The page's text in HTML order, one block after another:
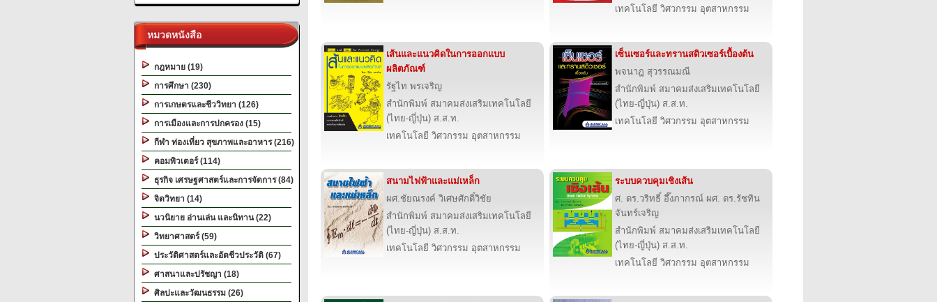
หมวดหนังสือ
กฎหมาย (19)
การศึกษา (230)
การเกษตรและชีววิทยา (126)
การเมืองและการปกครอง (15)
กีฬา ท่องเที่ยว สุขภาพและอาหาร (216)
คอมพิวเตอร์ (114)
ธุรกิจ เศรษฐศาสตร์และการจัดการ (84)
จิตวิทยา (14)
นวนิยาย อ่านเล่น และนิทาน (22)
วิทยาศาสตร์ (59)
ประวัติศาสตร์และอัตชีวประวัติ (67)
ศาสนาและปรัชญา (18)
ศิลปะและวัฒนธรรม (26)
เทคโนโลยี วิศวกรรม อุตสาหกรรม
เส้นและแนวคิดในการออกแบบ
ผลิตภัณฑ์
รัฐไท พรเจริญ
สำนักพิมพ์ สมาคมส่งเสริมเทคโนโลยี
(ไทย-ญี่ปุ่น) ส.ส.ท.
เทคโนโลยี วิศวกรรม อุตสาหกรรม
เซ็นเซอร์และทรานสดิวเซอร์เบื้องต้น
พจนาฎ สุวรรณมณี
สำนักพิมพ์ สมาคมส่งเสริมเทคโนโลยี
(ไทย-ญี่ปุ่น) ส.ส.ท.
เทคโนโลยี วิศวกรรม อุตสาหกรรม
สนามไฟฟ้าและแม่เหล็ก
ผศ.ชัยณรงค์ วิเศษศักดิ์วิชัย
สำนักพิมพ์ สมาคมส่งเสริมเทคโนโลยี
(ไทย-ญี่ปุ่น) ส.ส.ท.
เทคโนโลยี วิศวกรรม อุตสาหกรรม
ระบบควบคุมเชิงเส้น
ศ. ดร.วริทธิ์ อึ๊งภากรณ์ ผศ. ดร.รัชทิน
จันทร์เจริญ
สำนักพิมพ์ สมาคมส่งเสริมเทคโนโลยี
(ไทย-ญี่ปุ่น) ส.ส.ท.
เทคโนโลยี วิศวกรรม อุตสาหกรรม